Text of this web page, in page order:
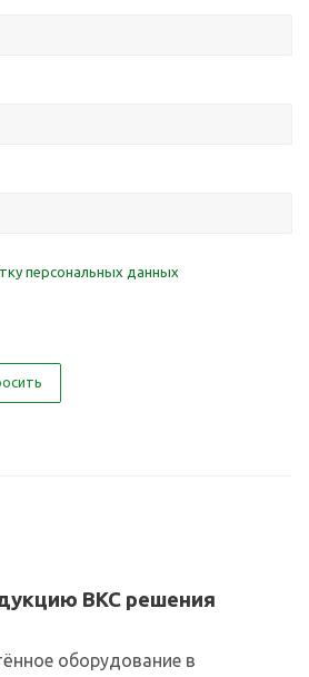
персональных данных
ВКС решения
оборудование в